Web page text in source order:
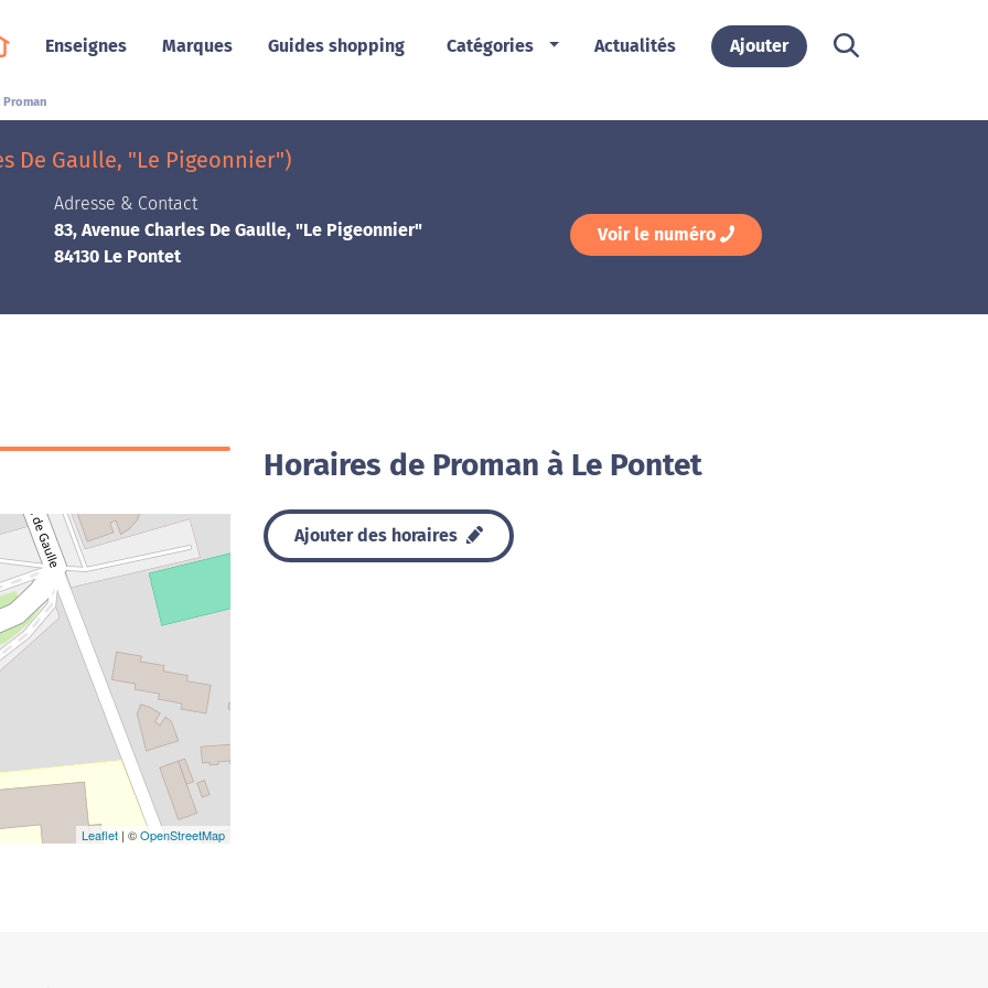
Enseignes Marques Guides shopping Catégories Actualités Ajouter
Proman
De Gaulle, "Le Pigeonnier")
Adresse & Contact
83, Avenue Charles De Gaulle, "Le Pigeonnier"
84130 Le Pontet
Voir le numéro
Leaflet | ©OpenStreetMap
Horaires de Proman à Le Pontet
Ajouter des horaires